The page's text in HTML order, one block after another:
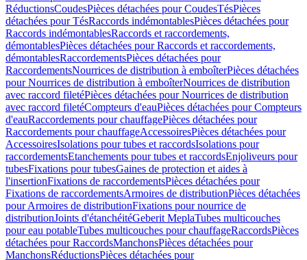
RéductionsCoudesPièces détachées pour CoudesTésPièces
détachées pour TésRaccords indémontablesPièces détachées pour
Raccords indémontablesRaccords et raccordements,
démontablesPièces détachées pour Raccords et raccordements,
démontablesRaccordementsPièces détachées pour
RaccordementsNourrices de distribution à emboîterPièces détachées
pour Nourrices de distribution à emboîterNourrices de distribution
avec raccord filetéPièces détachées pour Nourrices de distribution
avec raccord filetéCompteurs d'eauPièces détachées pour Compteurs
d'eauRaccordements pour chauffagePièces détachées pour
Raccordements pour chauffageAccessoiresPièces détachées pour
AccessoiresIsolations pour tubes et raccordsIsolations pour
raccordementsEtanchements pour tubes et raccordsEnjoliveurs pour
tubesFixations pour tubesGaines de protection et aides à
l'insertionFixations de raccordementsPièces détachées pour
Fixations de raccordementsArmoires de distributionPièces détachées
pour Armoires de distributionFixations pour nourrice de
distributionJoints d'étanchéitéGeberit MeplaTubes multicouches
pour eau potableTubes multicouches pour chauffageRaccordsPièces
détachées pour RaccordsManchonsPièces détachées pour
ManchonsRéductionsPièces détachées pour